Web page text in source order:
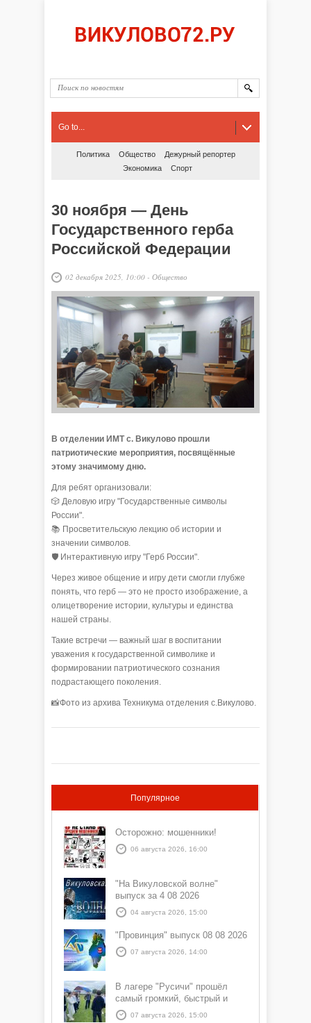
Go to...
Политика Общество
Дежурный репортер
Экономика
Спорт
30 ноября — День
Государственного герба
Российской Федерации
02 декабря 2025, 10:00 - Общество
В отделении ИМТ с. Викулово прошли
патриотические мероприятия, посвящённые
этому значимому дню.
Для ребят организовали:
🎲 Деловую игру "Государственные символы
России".
📚 Просветительскую лекцию об истории и
значении символов.
🛡 Интерактивную игру "Герб России".
Через живое общение и игру дети смогли глубже
понять, что герб — это не просто изображение, а
олицетворение истории, культуры и единства
нашей страны.
Такие встречи — важный шаг в воспитании
уважения к государственной символике и
формировании патриотического сознания
подрастающего поколения.
📸Фото из архива Техникума отделения с.Викулово.
Популярное
Осторожно: мошенники!
06 августа 2026, 16:00
"На Викуловской волне"
выпуск за 4 08 2026
04 августа 2026, 15:00
"Провинция" выпуск 08 08 2026
07 августа 2026, 14:00
В лагере "Русичи" прошёл
самый громкий, быстрый и
азартный час дня — Спортчас
07 августа 2026, 15:00